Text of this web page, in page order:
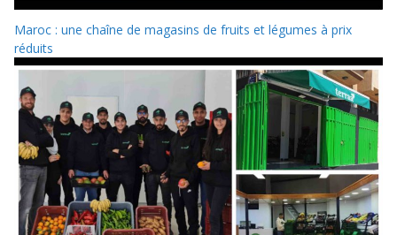
Maroc : une chaîne de magasins de fruits et légumes à prix
réduits